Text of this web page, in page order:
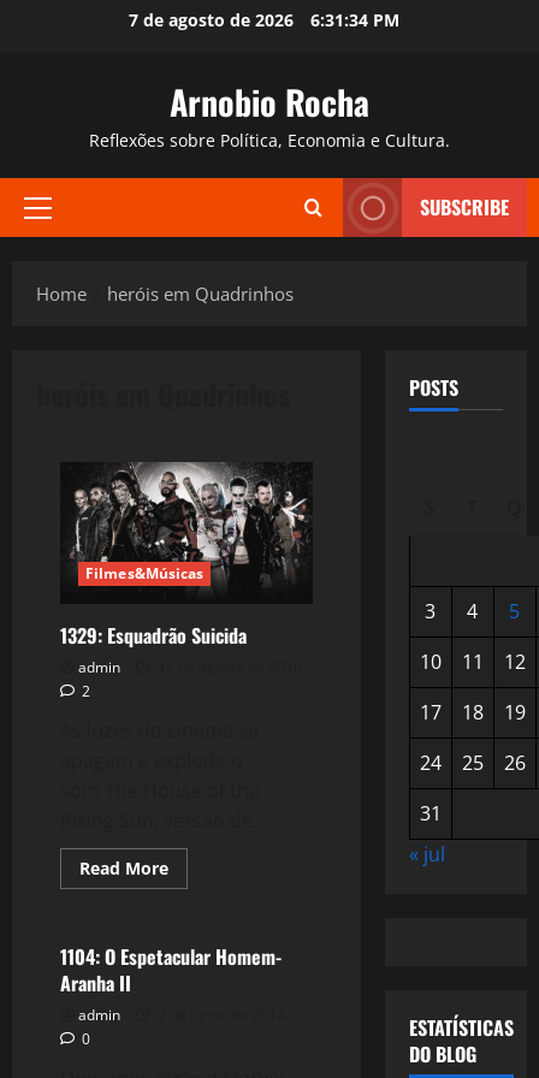
7 de agosto de 2026 6:31:35 PM
Arnobio Rocha
Reflexões sobre Política, Economia e Cultura.
Primary
SUBSCRIBE
Home heróis em Quadrinhos
Filmes&Músicas
1329: Esquadrão Suicida
admin
2
Read MoreRead
more
Suicida
Filmes&Músicas
1104: O Espetacular Homem-
Aranha II
admin
0
POSTS
3 4
5
10
11
12
17
18
19
24
25
26
31
« jul
ESTATÍSTICAS
DO BLOG